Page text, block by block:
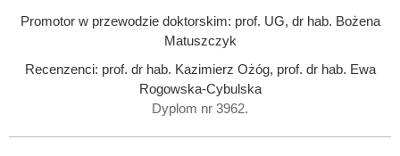
Promotor w przewodzie doktorskim: prof. UG, dr hab. Bożena
Matuszczyk
Recenzenci: prof. dr hab. Kazimierz Ożóg, prof. dr hab. Ewa
Rogowska-Cybulska
Dyplom nr 3962.